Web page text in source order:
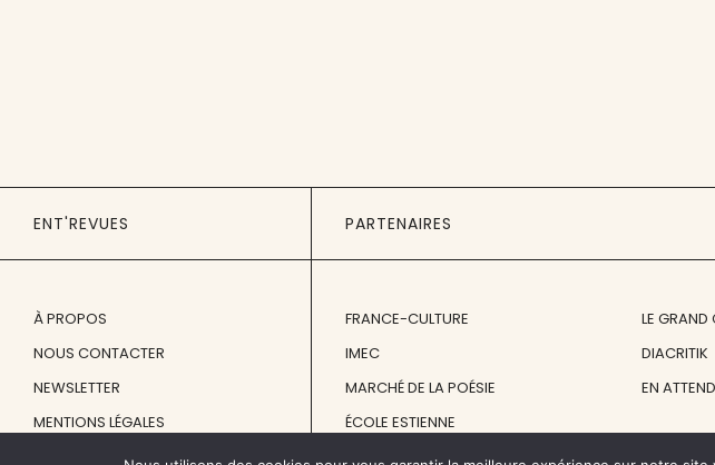
ENT'REVUES
À PROPOS
NOUS CONTACTER
NEWSLETTER
MENTIONS LÉGALES
PARTENAIRES
FRANCE-CULTURE
IMEC
MARCHÉ DE LA POÉSIE
ÉCOLE ESTIENNE
LE GRAND
DIACRITIK
EN